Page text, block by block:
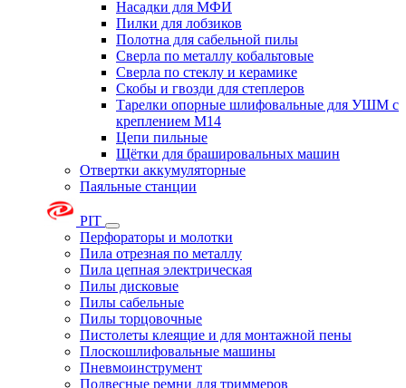
Насадки для МФИ
Пилки для лобзиков
Полотна для сабельной пилы
Сверла по металлу кобальтовые
Сверла по стеклу и керамике
Скобы и гвозди для степлеров
Тарелки опорные шлифовальные для УШМ с
креплением М14
Цепи пильные
Щётки для брашировальных машин
Отвертки аккумуляторные
Паяльные станции
PIT
Перфораторы и молотки
Пила отрезная по металлу
Пила цепная электрическая
Пилы дисковые
Пилы сабельные
Пилы торцовочные
Пистолеты клеящие и для монтажной пены
Плоскошлифовальные машины
Пневмоинструмент
Подвесные ремни для триммеров